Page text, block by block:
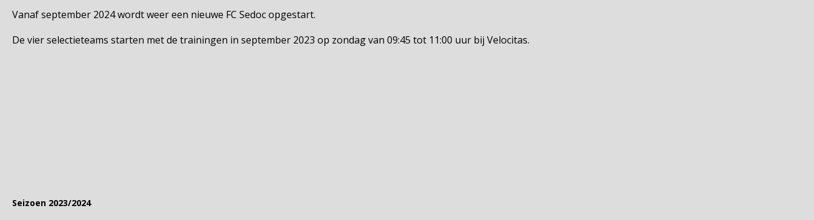
Vanaf september 2024 wordt weer een nieuwe FC Sedoc opgestart.
De vier selectieteams starten met de trainingen in september 2023 op zondag van 09:45 tot 11:00 uur bij Velocitas.
Seizoen 2023/2024